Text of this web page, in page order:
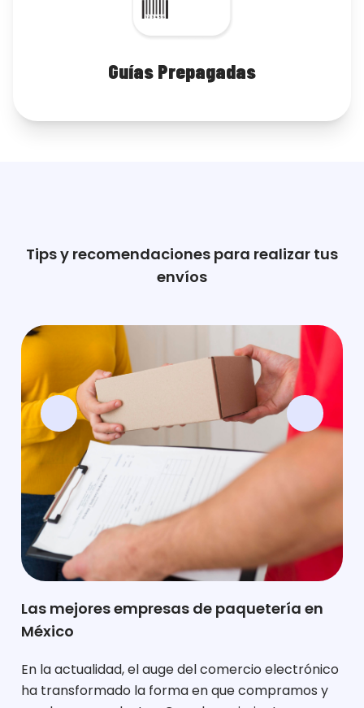
Guías Prepagadas
Tips y recomendaciones para realizar tus
envíos
Las mejores empresas de paquetería en
México
En la actualidad, el auge del comercio electrónico
ha transformado la forma en que compramos y